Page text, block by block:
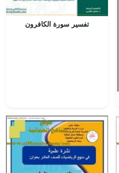
تفسير سورة الكافرون